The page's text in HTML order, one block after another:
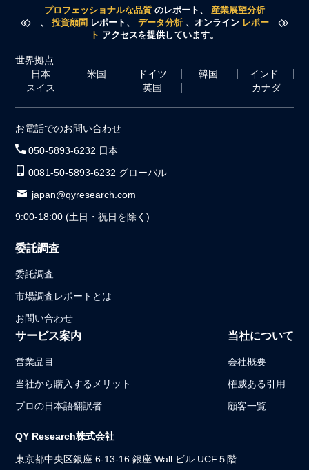
プロフェッショナルな品質 のレポート、 産業展望分析
、 投資顧問 レポート、 データ分析 、オンライン レポー
ト アクセスを提供しています。
世界拠点:
日本
米国 ドイツ 韓国
インド
スイス
英国 カナダ
お電話でのお問い合わせ
050-5893-6232 日本
0081-50-5893-6232 グローバル
japan@qyresearch.com
9:00-18:00 (土日・祝日を除く)
委託調査
委託調査
市場調査レポートとは
お問い合わせ
サービス案内
営業品目
当社から購入するメリット
プロの日本語翻訳者
当社について
会社概要
権威ある引用
顧客一覧
QY Research株式会社
東京都中央区銀座 6-13-16 銀座 Wall ビル UCF５階